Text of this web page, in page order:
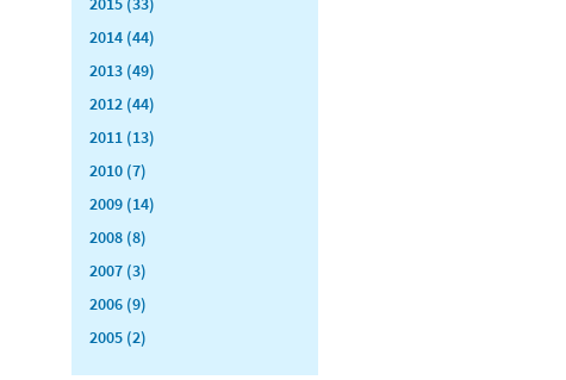
2014 (44)
2013 (49)
2012 (44)
2011 (13)
2010 (7)
2009 (14)
2008 (8)
2007 (3)
2006 (9)
2005 (2)